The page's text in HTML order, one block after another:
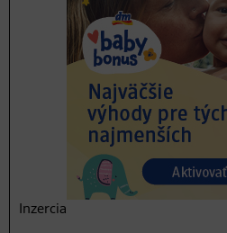
Perspektíva budúcnosti: Nájdite
vnímaný? Akí chcete byť a žiť?
3. Optimizmus –
Stratégia:Čo môžem urobiť pre
cieľa? Aké kroky musím
najkonkrétnejšie: ak chcete viac
počas analýzy svojej súčasnej
Inzercia